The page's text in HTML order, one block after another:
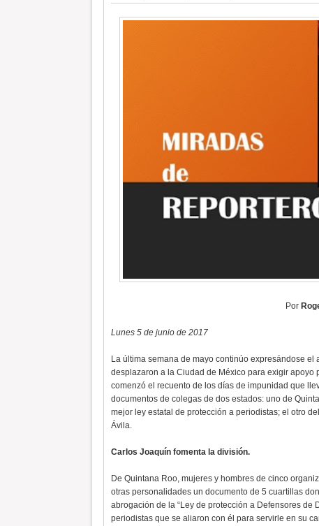
Por
Lunes 5 de junio de 2017
La última semana de mayo continúo expresándose
desplazaron a la Ciudad de México para exigir
comenzó el recuento de los días de impunidad que
documentos de colegas de dos estados: uno de
mejor ley estatal de protección a periodistas; el otro
Ávila.
Carlos Joaquín fomenta la división.
De Quintana Roo, mujeres y hombres de cinco
otras personalidades un documento de 5 cuartillas
abrogación de la “Ley de protección a Defensores de
periodistas que se aliaron con él para servirle en su